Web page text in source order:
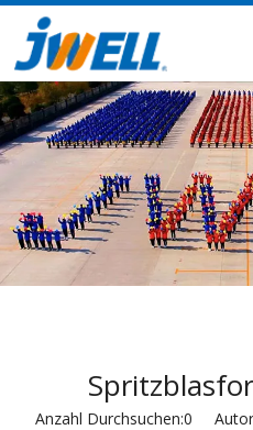
Anzahl Durchsuchen:0